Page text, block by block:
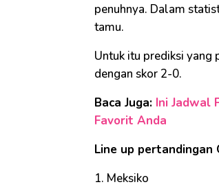
penuhnya. Dalam
tamu.
Untuk itu prediksi yang
dengan skor 2-0.
Baca Juga: Ini Jadwal
Favorit Anda
Line up pertandingan
1. Meksiko